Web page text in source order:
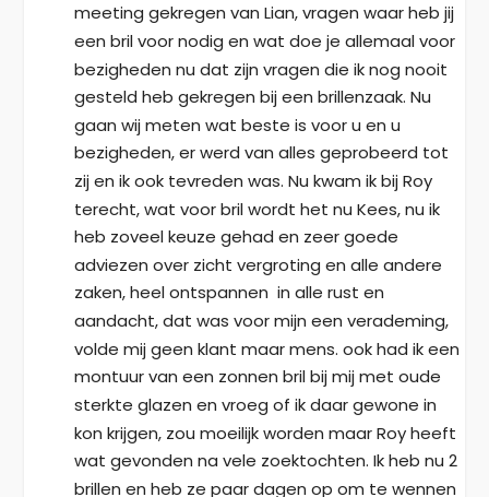
meeting gekregen van Lian, vragen waar heb jij
een bril voor nodig en wat doe je allemaal voor
bezigheden nu dat zijn vragen die ik nog nooit
gesteld heb gekregen bij een brillenzaak. Nu
gaan wij meten wat beste is voor u en u
bezigheden, er werd van alles geprobeerd tot
zij en ik ook tevreden was. Nu kwam ik bij Roy
terecht, wat voor bril wordt het nu Kees, nu ik
heb zoveel keuze gehad en zeer goede
adviezen over zicht vergroting en alle andere
zaken, heel ontspannen  in alle rust en
aandacht, dat was voor mijn een verademing,
volde mij geen klant maar mens. ook had ik een
montuur van een zonnen bril bij mij met oude
sterkte glazen en vroeg of ik daar gewone in
kon krijgen, zou moeilijk worden maar Roy heeft
wat gevonden na vele zoektochten. Ik heb nu 2
brillen en heb ze paar dagen op om te wennen